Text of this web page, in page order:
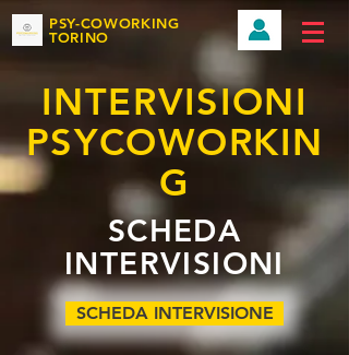
PSY-COWORKING
TORINO
INTERVISIONI
PSYCOWORKIN
G
SCHEDA
INTERVISIONI
SCHEDA INTERVISIONE